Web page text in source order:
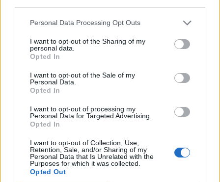
Personal Data Processing Opt Outs
I want to opt-out of the Sharing of my
personal data.
Opted In
I want to opt-out of the Sale of my
Personal Data.
Opted In
I want to opt-out of processing my
Personal Data for Targeted Advertising.
Opted In
I want to opt-out of Collection, Use,
Retention, Sale, and/or Sharing of my
Personal Data that Is Unrelated with the
Purposes for which it was collected.
Opted Out